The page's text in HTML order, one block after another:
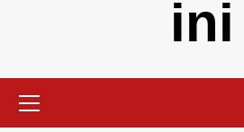
ini
Menu